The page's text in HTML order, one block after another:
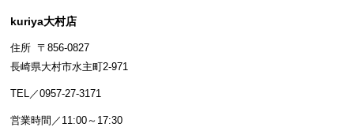
kuriya大村店
住所 〒856-0827
長崎県大村市水主町2-971
TEL／0957-27-3171
営業時間／11:00～17:30